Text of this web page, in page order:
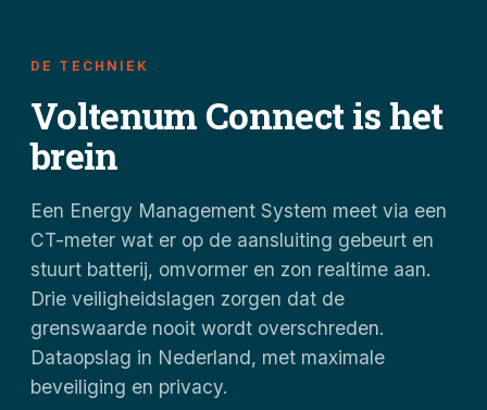
DE TECHNIEK
Voltenum Connect is het
brein
Een Energy Management System meet via een
CT-meter wat er op de aansluiting gebeurt en
stuurt batterij, omvormer en zon realtime aan.
Drie veiligheidslagen zorgen dat de
grenswaarde nooit wordt overschreden.
Dataopslag in Nederland, met maximale
beveiliging en privacy.